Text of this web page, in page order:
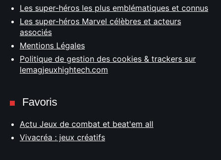
Les super-héros les plus emblématiques et connus
Les super-héros Marvel célèbres et acteurs
associés
Mentions Légales
Politique de gestion des cookies & trackers sur
lemagjeuxhightech.com
Favoris
Actu Jeux de combat et beat'em all
Vivacréa : jeux créatifs